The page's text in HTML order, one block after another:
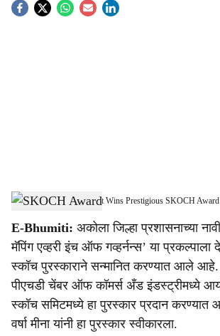
S
a
r
e
Akola’s ‘e-Bhumiti’ Project Wins Prestigious SKOCH Award
E-Bhumiti: अकोला जिल्हा प्रशासनाच्या
मॅपिंग एव्हरी इंच ऑफ गव्हर्नन्स’ या प्रकल्पाला
स्कॉच पुरस्काराने सन्मानित करण्यात आले आहे.
पीएचडी चेंबर ऑफ कॉमर्स अँड इंडस्ट्रीमध्ये
स्कॉच समिटमध्ये हा पुरस्कार प्रदान करण्यात
वर्षा मीना यांनी हा पुरस्कार स्वीकारला.